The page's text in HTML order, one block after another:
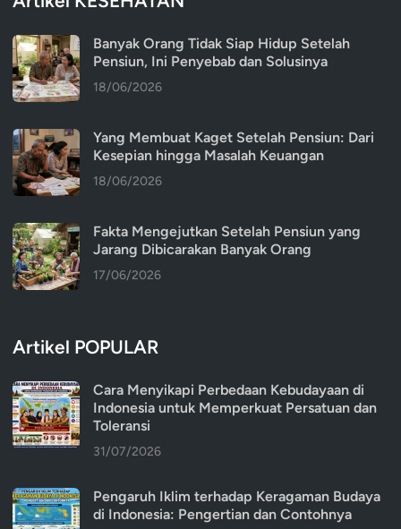
Banyak Orang Tidak Siap Hidup Setelah
Pensiun, Ini Penyebab dan Solusinya
18/06/2026
Yang Membuat Kaget Setelah Pensiun: Dari
Kesepian hingga Masalah Keuangan
18/06/2026
Fakta Mengejutkan Setelah Pensiun yang
Jarang Dibicarakan Banyak Orang
17/06/2026
Artikel POPULAR
Cara Menyikapi Perbedaan Kebudayaan di
Indonesia untuk Memperkuat Persatuan dan
Toleransi
31/07/2026
Pengaruh Iklim terhadap Keragaman Budaya
di Indonesia: Pengertian dan Contohnya